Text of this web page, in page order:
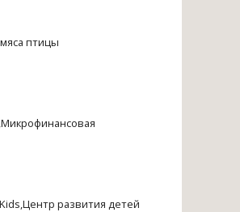
птицы
развития детей